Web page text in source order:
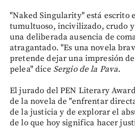
"Naked Singularity" está escrito
tumultuoso, incivilizado, crudo
una deliberada ausencia de
atragantado. "Es una novela
pretende dejar una impresión
pelea" dice Sergio de la Pava.
El jurado del PEN Literary
de la novela de "enfrentar
de la justicia y de explorar el
de lo que hoy significa hacer